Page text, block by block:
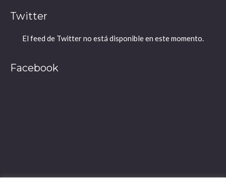
Twitter
El feed de Twitter no está disponible en este momento.
Facebook